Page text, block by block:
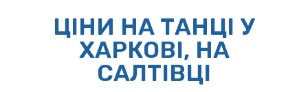
ЦІНИ НА ТАНЦІ У
ХАРКОВІ, НА
САЛТІВЦІ